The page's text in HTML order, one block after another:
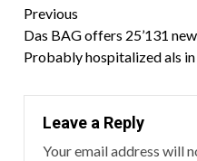
Continue
Reading
Previous
Das BAG offers 25’131
Probably hospitalized als
Leave a Reply
Your email address will